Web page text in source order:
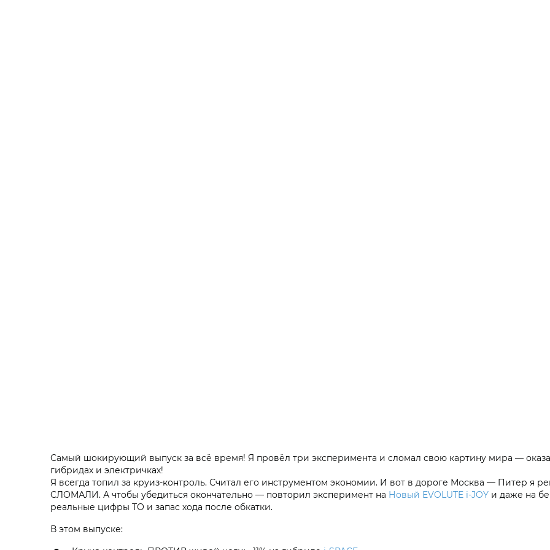
Самый шокирующий выпуск за всё время! Я провёл три эксперимента и сломал свою картину мира —
гибридах и электричках!
Я всегда топил за круиз-контроль. Считал его инструментом экономии. И вот в дороге Москва — Питер я
СЛОМАЛИ. А чтобы убедиться окончательно — повторил эксперимент на Новый EVOLUTE i‑JOY и даже на
реальные цифры ТО и запас хода после обкатки.
В этом выпуске: